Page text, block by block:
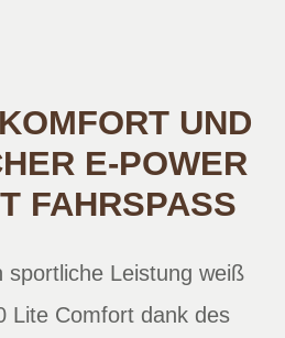
UND
E-POWER
FAHRSPASS
sportliche Leistung weiß
Lite Comfort dank des